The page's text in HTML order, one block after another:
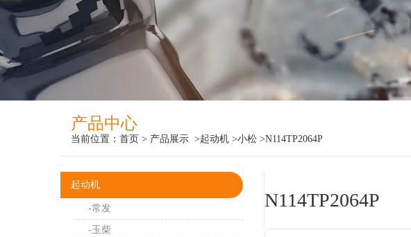
产品中心
当前位置： 首页 > 产品展示 >起动机 >小松 >N114TP2064P
起动机
-常发
-玉柴
N114TP2064P